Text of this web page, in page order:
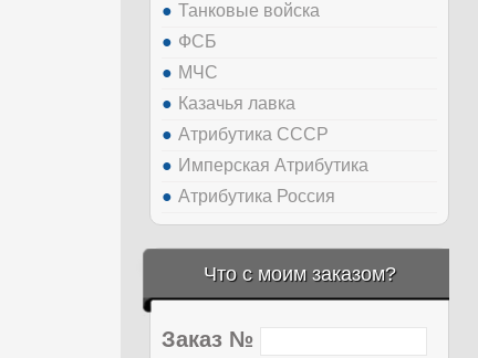
Танковые войска
ФСБ
МЧС
Казачья лавка
Атрибутика СССР
Имперская Атрибутика
Атрибутика Россия
Что с моим заказом?
Заказ №